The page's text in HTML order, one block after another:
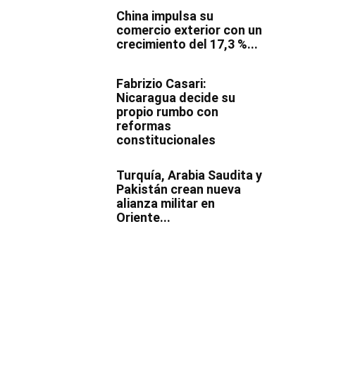
China impulsa su
comercio exterior con un
crecimiento del 17,3 %...
Fabrizio Casari:
Nicaragua decide su
propio rumbo con
reformas
constitucionales
Turquía, Arabia Saudita y
Pakistán crean nueva
alianza militar en
Oriente...